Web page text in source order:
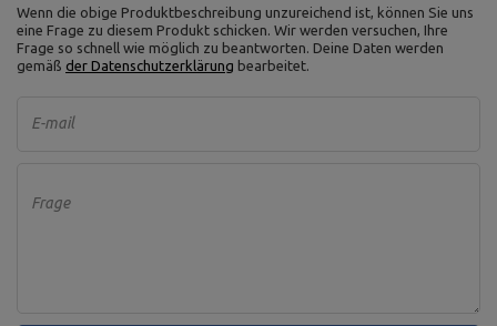
Wenn die obige Produktbeschreibung unzureichend ist, können Sie uns
eine Frage zu diesem Produkt schicken. Wir werden versuchen, Ihre
Frage so schnell wie möglich zu beantworten. Deine Daten werden
gemäß der Datenschutzerklärung bearbeitet.
E-mail
Frage